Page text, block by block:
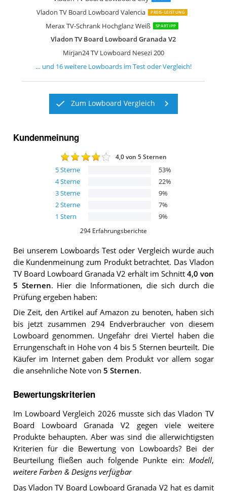
Vladon TV Board Lowboard Valencia PREIS-LEISTUNG
Merax TV-Schrank Hochglanz Weiß SPARTIPP
Vladon TV Board Lowboard Granada V2
Mirjan24 TV Lowboard Nesezi 200
… und 16weitere Lowboardsim Test oder Vergleich!
Zum Lowboard Vergleich
Kundenmeinung
4,0von 5 Sternen
5Sterne 53%
4Sterne 22%
3Sterne 9%
2Sterne 7%
1 Stern 9%
294 Erfahrungsberichte
Bei unserem Lowboards Test oder Vergleich wurde auch
die Kundenmeinung zum Produkt betrachtet. Das Vladon
TV Board Lowboard Granada V2 erhält im Schnitt 4,0 von
5 Sternen. Hier die Informationen, die sich durch die
Prüfung ergeben haben:
Die Zeit, den Artikel auf Amazon zu benoten, haben sich
bis jetzt zusammen 294 Endverbraucher von diesem
Lowboard genommen. Ungefähr drei Viertel haben die
Errungenschaft in Höhe von 4 bis 5 Sternen beurteilt. Die
Käufer im Internet gaben dem Produkt vor allem sogar
die ansehnliche Note von 5 Sternen.
Bewertungskriterien
Im Lowboard Vergleich 2026 musste sich das Vladon TV
Board Lowboard Granada V2 gegen viele weitere
Produkte behaupten. Aber was sind die allerwichtigsten
Kriterien für die Bewertung von Lowboards? Bei der
Beurteilung fließen auch folgende Punkte ein: Modell,
weitere Farben & Designs verfügbar
Das Vladon TV Board Lowboard Granada V2 hat es damit